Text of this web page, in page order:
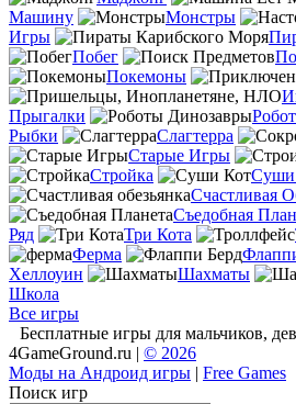
Машину
Монстры
Игры
Побег
Покемоны
Прыгалки
Рыбки
Слагтерра
Старые Игры
Стройка
Суши
Счастливая
Съедобная
Ряд
Три Кота
Ферма
Хеллоуин
Шахматы
Школа
Все игры
Бесплатные игры для мальчиков,
4GameGround.ru | © 2026
Моды на Андроид игры | Free Games
Поиск игр